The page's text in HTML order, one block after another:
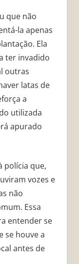
que não
la apenas
Ela
ter invadido
outras
latas de
a
utilizada
apurado
polícia que,
vozes e
não
Essa
entender se
se houve a
antes de